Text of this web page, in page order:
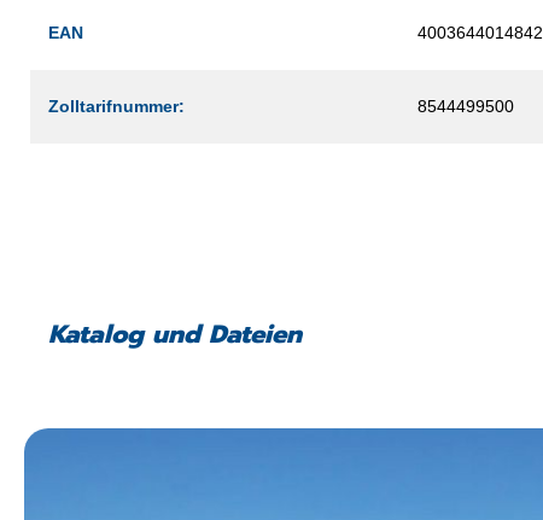
EAN 4003644014842
Zolltarifnummer: 8544499500
Katalog und Dateien